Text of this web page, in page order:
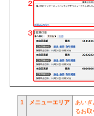
1 メニューエリア
あいぎ
るお